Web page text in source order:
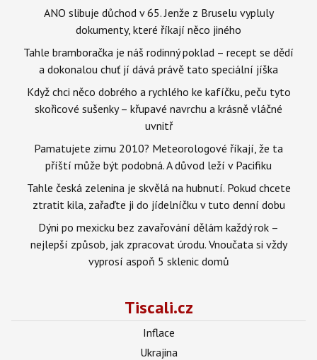
ANO slibuje důchod v 65. Jenže z Bruselu vypluly
dokumenty, které říkají něco jiného
Tahle bramboračka je náš rodinný poklad – recept se dědí
a dokonalou chuť jí dává právě tato speciální jíška
Když chci něco dobrého a rychlého ke kafíčku, peču tyto
skořicové sušenky – křupavé navrchu a krásně vláčné
uvnitř
Pamatujete zimu 2010? Meteorologové říkají, že ta
příští může být podobná. A důvod leží v Pacifiku
Tahle česká zelenina je skvělá na hubnutí. Pokud chcete
ztratit kila, zařaďte ji do jídelníčku v tuto denní dobu
Dýni po mexicku bez zavařování dělám každý rok –
nejlepší způsob, jak zpracovat úrodu. Vnoučata si vždy
vyprosí aspoň 5 sklenic domů
Tiscali.cz
Inflace
Ukrajina